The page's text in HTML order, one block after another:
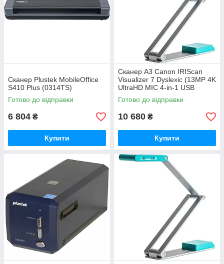
Сканер Plustek MobileOffice
S410 Plus (0314TS)
Готово до відправки
6 804 ₴
Купити
Сканер A3 Canon IRIScan
Visualizer 7 Dyslexic (13MP 4K
UltraHD MIC 4-in-1 USB
книжковий блакитний)
(464665)
Готово до відправки
10 680 ₴
Купити